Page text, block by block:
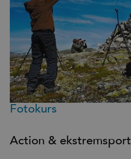
Fotokurs
Action & ekstremsport